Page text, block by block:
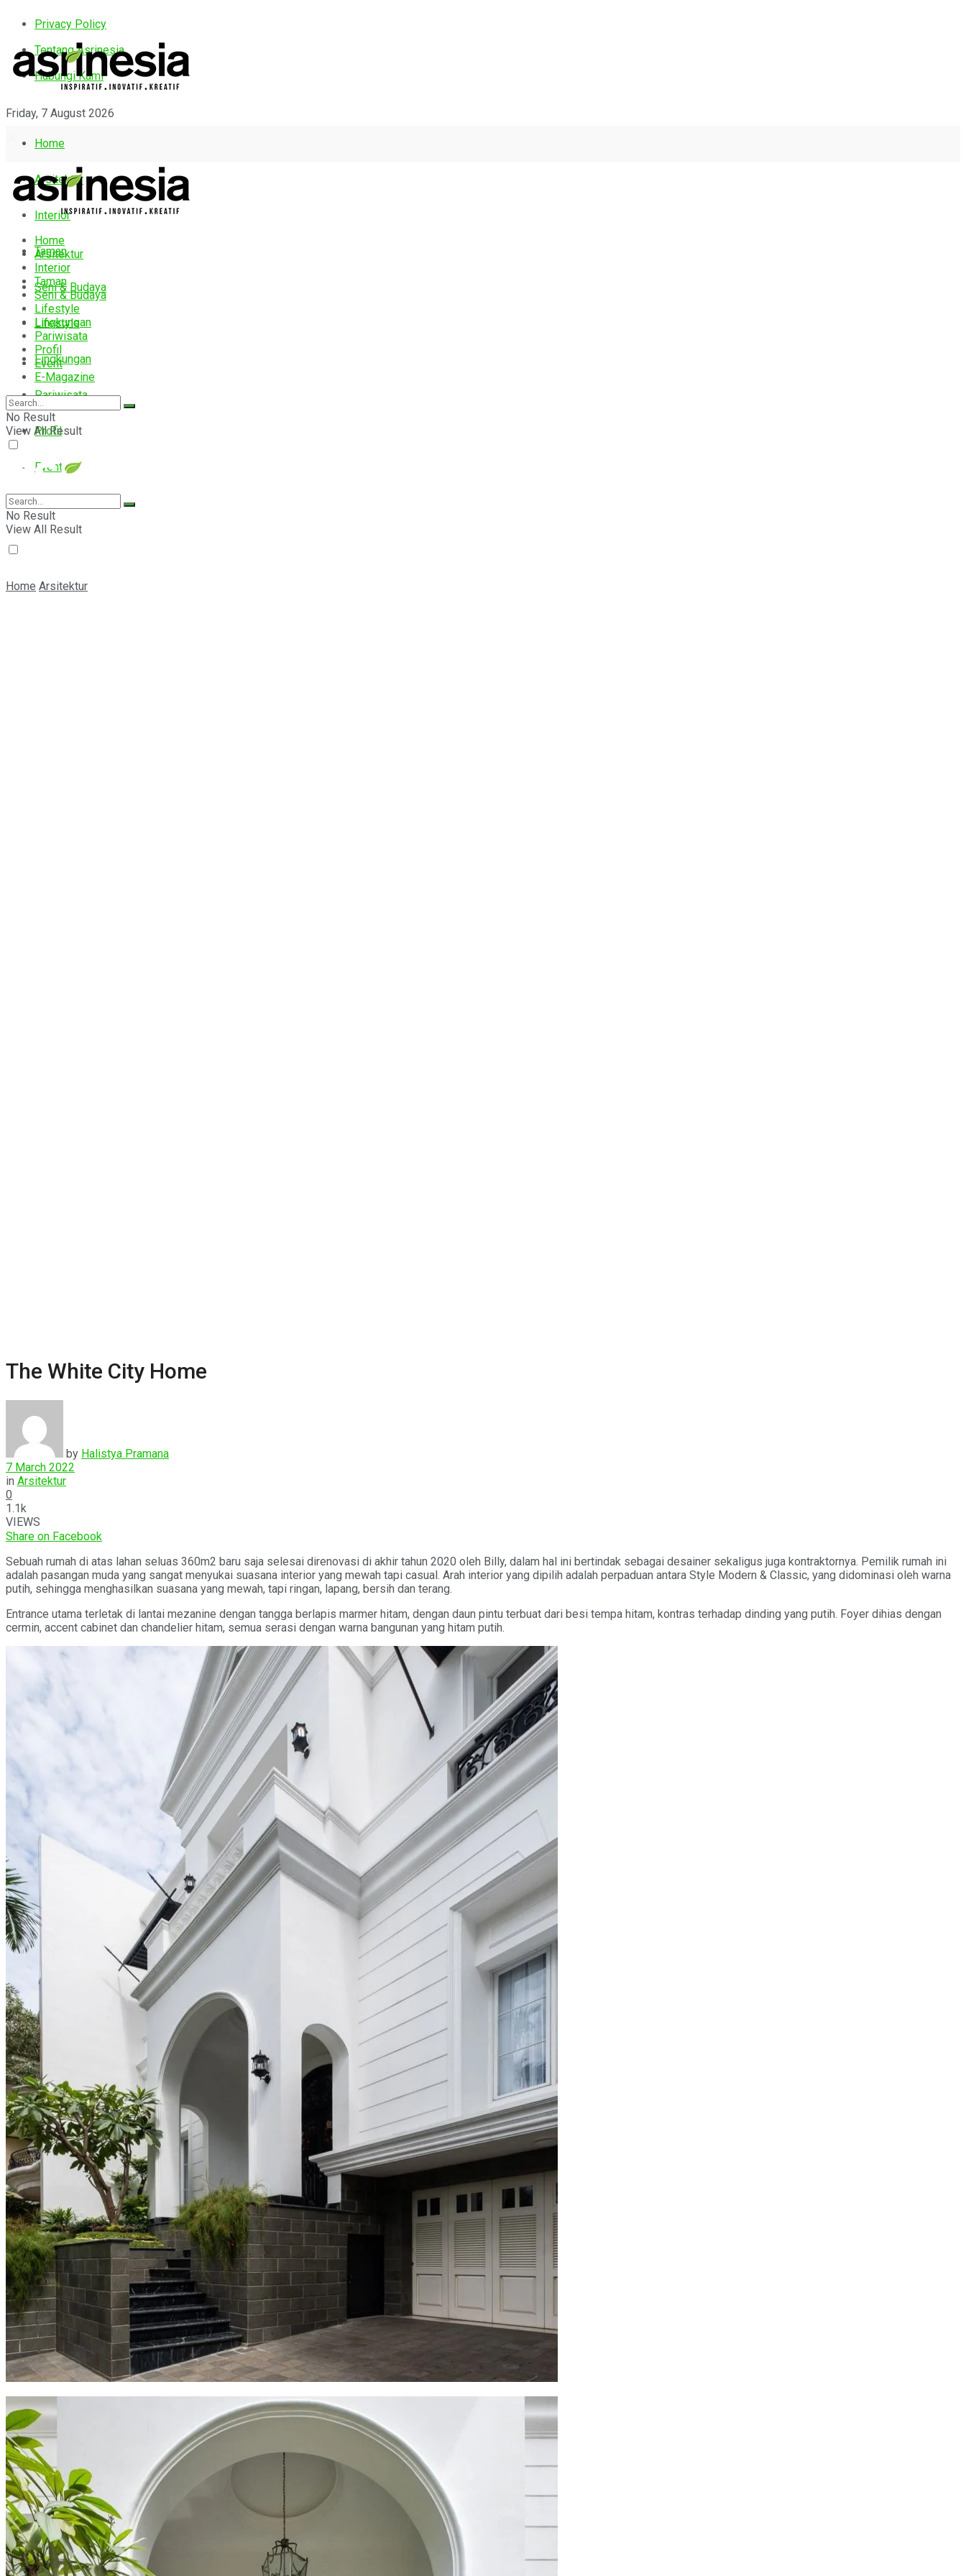
Privacy Policy
Tentang Asrinesia
Hubungi Kami
Friday, 7 August 2026
Home
Arsitektur
Interior
Taman
Seni & Budaya
Lifestyle
Lingkungan
Pariwisata
Profil
Event
E-Magazine
Home
Arsitektur
Interior
Taman
Seni & Budaya
Lifestyle
Lingkungan
Pariwisata
Profil
Event
E-Magazine
No Result
View All Result
No Result
View All Result
Home Arsitektur
The White City Home
by Halistya Pramana
7 March 2022
in Arsitektur
0
1.1k
VIEWS
Share on Facebook
Sebuah rumah di atas lahan seluas 360m2 baru saja selesai direnovasi di akhir tahun 2020 oleh Billy, dalam hal ini bertindak sebagai desainer sekaligus juga kontraktornya. Pemilik rumah ini
adalah pasangan muda yang sangat menyukai suasana interior yang mewah tapi casual. Arah interior yang dipilih adalah perpaduan antara Style Modern & Classic, yang didominasi oleh warna
putih, sehingga menghasilkan suasana yang mewah, tapi ringan, lapang, bersih dan terang.
Entrance utama terletak di lantai mezanine dengan tangga berlapis marmer hitam, dengan daun pintu terbuat dari besi tempa hitam, kontras terhadap dinding yang putih. Foyer dihias dengan
cermin, accent cabinet dan chandelier hitam, semua serasi dengan warna bangunan yang hitam putih.